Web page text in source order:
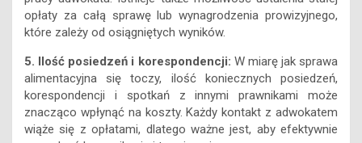
5. Ilość posiedzeń i korespondencji:W miarę jak sprawa
alimentacyjna się toczy, ilość koniecznych posiedzeń,
korespondencji i spotkań z innymi prawnikami może
znacząco wpłynąć na koszty. Każdy kontakt z adwokatem
wiąże się z opłatami, dlatego ważne jest, aby efektywnie
zarządzać komunikacją i terminami.
6. Wysokość żądanych alimentów:Warto zaznaczyć, że